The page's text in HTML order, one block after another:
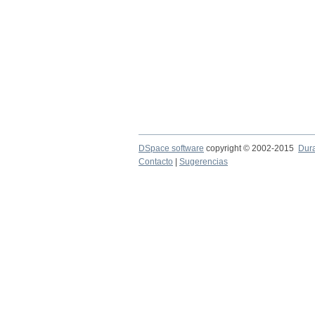
DSpace software copyright © 2002-2015
Contacto
Sugerencias